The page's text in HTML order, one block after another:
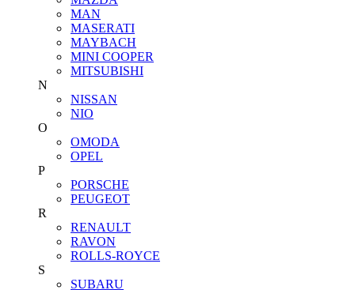
MAN
MASERATI
MAYBACH
MINI COOPER
MITSUBISHI
N
NISSAN
NIO
O
OMODA
OPEL
P
PORSCHE
PEUGEOT
R
RENAULT
RAVON
ROLLS-ROYCE
S
SUBARU